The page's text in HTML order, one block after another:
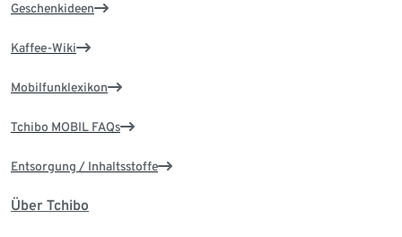
Geschenkideen
Kaffee-Wiki
Mobilfunklexikon
Tchibo MOBIL FAQs
Entsorgung / Inhaltsstoffe
Über Tchibo